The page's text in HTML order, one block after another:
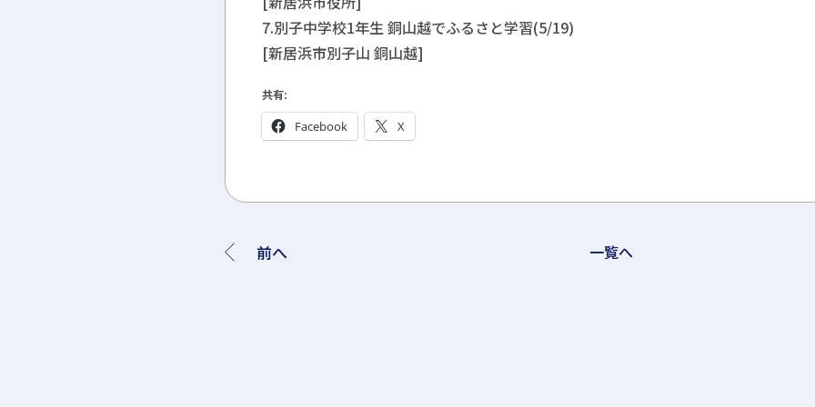
7.別子中学校1年生 銅山越でふるさと学習(5/19)
[新居浜市別子山 銅山越]
共有:
Facebook X
前へ 一覧へ